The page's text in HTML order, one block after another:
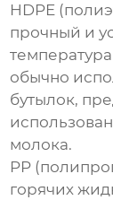
HDPE
прочный и
обычно
бутылок,
молока.
PP
горячих